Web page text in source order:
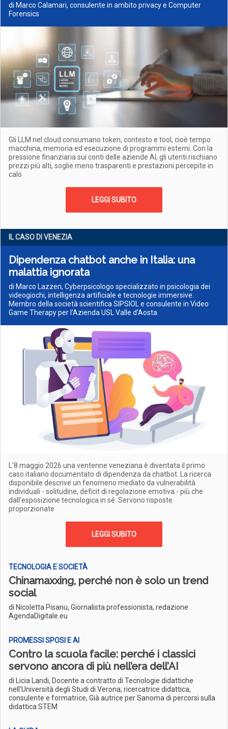
di Marco Calamari, consulente in ambito privacy e Computer
Forensics
Gli LLM nel cloud consumano token, contesto e tool, cioè tempo
macchina, memoria ed esecuzione di programmi esterni. Con la
pressione finanziaria sui conti delle aziende AI, gli utenti rischiano
prezzi più alti, soglie meno trasparenti e prestazioni percepite in
calo
LEGGI SUBITO
IL CASO DI VENEZIA
Dipendenza chatbot anche in Italia: una
malattia ignorata
di Marco Lazzeri, Cyberpsicologo specializzato in psicologia dei
videogiochi, intelligenza artificiale e tecnologie immersive.
Membro della società scientifica SIPSIOL e consulente in Video
Game Therapy per l’Azienda USL Valle d’Aosta
L'8 maggio 2026 una ventenne veneziana è diventata il primo
caso italiano documentato di dipendenza da chatbot. La ricerca
disponibile descrive un fenomeno mediato da vulnerabilità
individuali - solitudine, deficit di regolazione emotiva - più che
dall'esposizione tecnologica in sé. Servono risposte
proporzionate
LEGGI SUBITO
TECNOLOGIA E SOCIETÀ
Chinamaxxing, perché non è solo un trend
social
di Nicoletta Pisanu, Giornalista professionista, redazione
AgendaDigitale.eu
PROMESSI SPOSI E AI
Contro la scuola facile: perché i classici
servono ancora di più nell’era dell’AI
di Licia Landi, Docente a contratto di Tecnologie didattiche
nell'Università degli Studi di Verona, ricercatrice didattica,
consulente e formatrice, Già autrice per Sanoma di percorsi sulla
didattica STEM